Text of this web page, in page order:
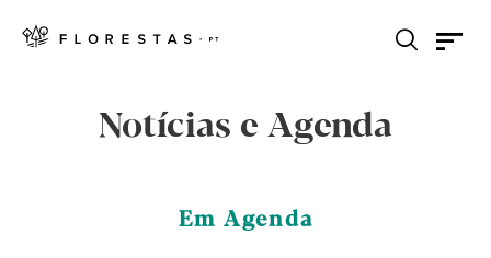
Notícias e Agenda
Em Agenda